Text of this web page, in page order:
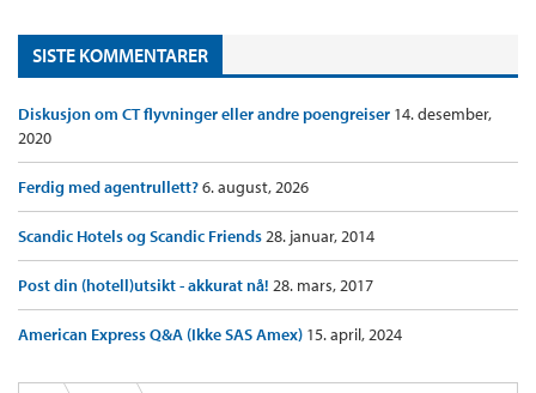
SISTE KOMMENTARER
Diskusjon om CT flyvninger eller andre poengreiser 14. desember,
2020
Ferdig med agentrullett?6. august, 2026
Scandic Hotels og Scandic Friends28. januar, 2014
Post din (hotell)utsikt - akkurat nå! 28. mars, 2017
American Express Q&A (Ikke SAS Amex) 15. april, 2024